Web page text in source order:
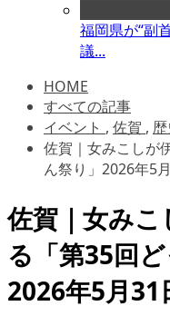
福岡県が“副
議...
HOME
すべての記事
イベント , 佐賀 ,
佐賀｜女みこしが
ん祭り」2026年5
佐賀｜女み
る「第35回
2026年5月31